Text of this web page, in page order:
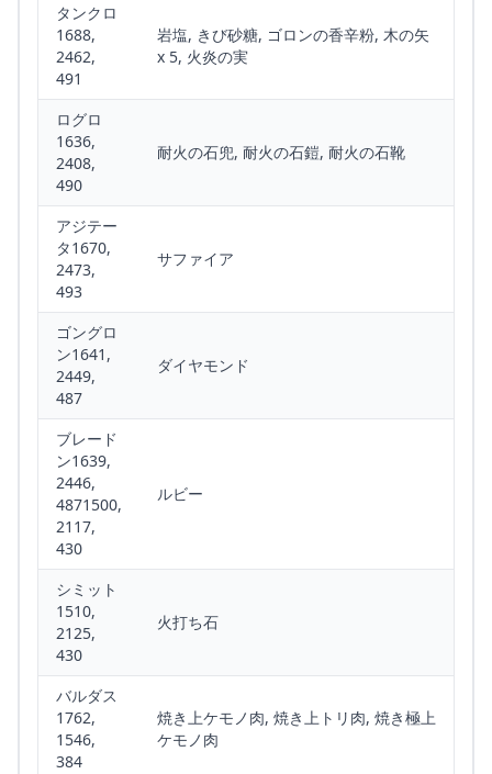
タンクロ
1688,
2462,
491
岩塩, きび砂糖, ゴロンの香辛粉, 木の矢
x 5, 火炎の実
ログロ
1636,
2408,
490
耐火の石兜, 耐火の石鎧, 耐火の石靴
アジテー
タ1670,
2473,
493
サファイア
ゴングロ
ン1641,
2449,
487
ダイヤモンド
ブレード
ン1639,
2446,
4871500,
2117,
430
ルビー
シミット
1510,
2125,
430
火打ち石
バルダス
1762,
1546,
384
焼き上ケモノ肉, 焼き上トリ肉, 焼き極上
ケモノ肉